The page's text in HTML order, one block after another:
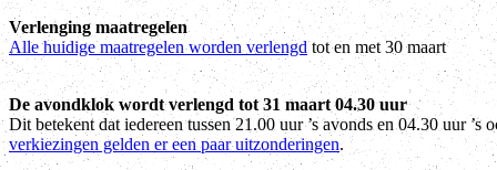
Verlenging maatregelen
Alle huidige maatregelen worden verlengdtot en met 30 maart
De avondklok wordt verlengd tot 31 maart 04.30 uur
Dit betekent dat iedereen tussen 21.00 uur ’s avonds en 04.30 uur
verkiezingen gelden er een paar uitzonderingen.